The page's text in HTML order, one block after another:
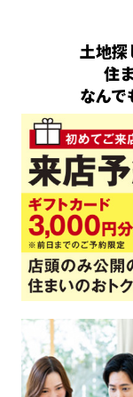
土地探
住
なん